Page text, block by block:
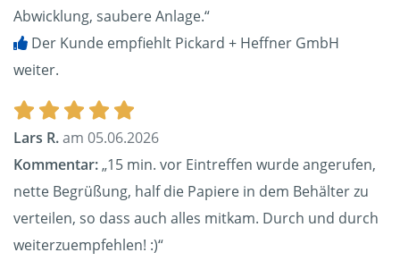
Abwicklung, saubere Anlage.“
Der Kunde empfiehlt Pickard + Heffner GmbH
weiter.
Lars R.am 05.06.2026
Kommentar:„15 min. vor Eintreffen wurde angerufen,
nette Begrüßung, half die Papiere in dem Behälter zu
verteilen, so dass auch alles mitkam. Durch und durch
weiterzuempfehlen! :)“